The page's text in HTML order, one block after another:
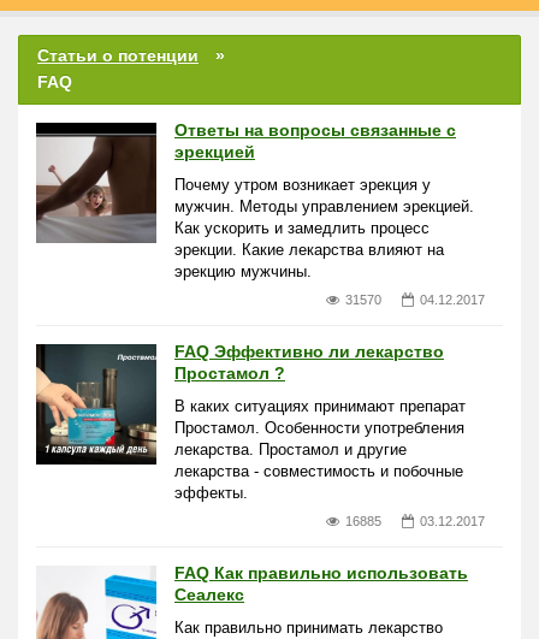
Статьи о потенции
FAQ
Ответы на вопросы связанные с
эрекцией
Почему утром возникает эрекция у
мужчин. Методы управлением эрекцией.
Как ускорить и замедлить процесс
эрекции. Какие лекарства влияют на
эрекцию мужчины.
31570 04.12.2017
FAQ Эффективно ли лекарство
Простамол ?
В каких ситуациях принимают препарат
Простамол. Особенности употребления
лекарства. Простамол и другие
лекарства - совместимость и побочные
эффекты.
16885 03.12.2017
FAQ Как правильно использовать
Сеалекс
Как правильно принимать лекарство